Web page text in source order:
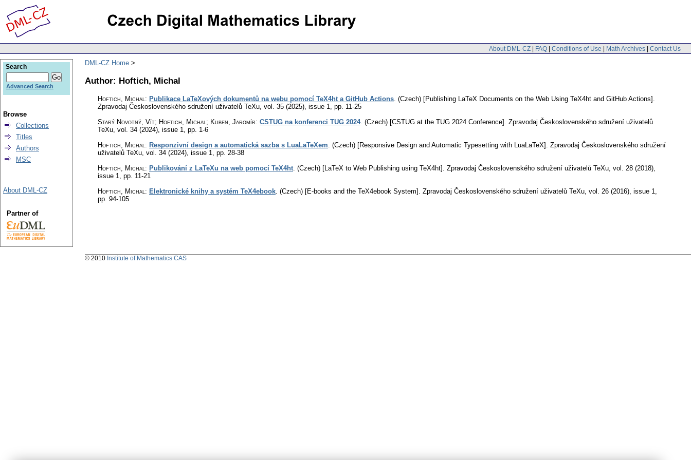
About DML-CZ | FAQ | Conditions of Use | Math Archives | Contact Us
DML-CZ Home
Author: Hoftich, Michal
Hoftich, Michal: Publikace LaTeXových dokumentů na webu pomocí TeX4ht a GitHub Actions. (Czech) [Publishing LaTeX Documents on the Web Using TeX4ht and GitHub Actions].
Zpravodaj Československého sdružení uživatelů TeXu, vol. 35 (2025), issue 1, pp. 11-25
Starý Novotný, Vít; Hoftich, Michal; Kuben, Jaromír: CSTUG na konferenci TUG 2024. (Czech) [CSTUG at the TUG 2024 Conference]. Zpravodaj Československého sdružení uživatelů
TeXu, vol. 34 (2024), issue 1, pp. 1-6
Hoftich, Michal: Responzivní design a automatická sazba s LuaLaTeXem. (Czech) [Responsive Design and Automatic Typesetting with LuaLaTeX]. Zpravodaj Československého sdružení
uživatelů TeXu, vol. 34 (2024), issue 1, pp. 28-38
Hoftich, Michal: Publikování z LaTeXu na web pomocí TeX4ht. (Czech) [LaTeX to Web Publishing using TeX4ht]. Zpravodaj Československého sdružení uživatelů TeXu, vol. 28 (2018),
issue 1, pp. 11-21
Hoftich, Michal: Elektronické knihy a systém TeX4ebook. (Czech) [E-books and the TeX4ebook System]. Zpravodaj Československého sdružení uživatelů TeXu, vol. 26 (2016), issue 1,
pp. 94-105
Search
Advanced Search
Browse
Collections
Titles
Authors
MSC
About DML-CZ
Partner of
© 2010 Institute of Mathematics CAS